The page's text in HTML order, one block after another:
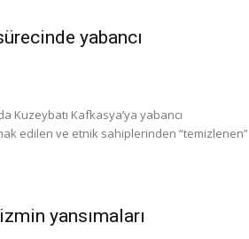
yabancı
edilen ve etnik sahiplerinden “temizlenen”
yansımaları